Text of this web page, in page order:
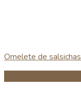
Omelete de salsichas